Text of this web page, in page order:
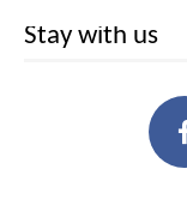
Stay with us